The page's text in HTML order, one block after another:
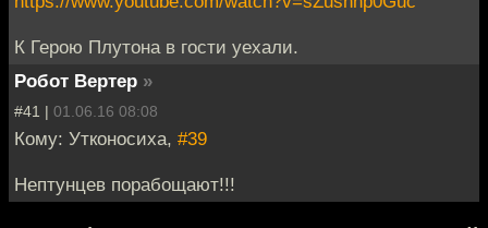
К Герою Плутона в гости уехали.
Робот Вертер »
#41 | 01.06.16 08:08
Кому: Утконосиха, #39
Нептунцев порабощают!!!